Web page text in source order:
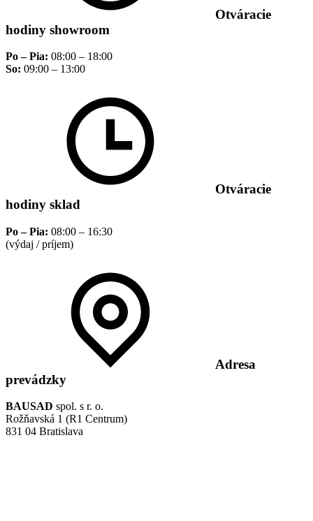
Otváracie
hodiny showroom
Po – Pia: 08:00 – 18:00
So: 09:00 – 13:00
Otváracie
hodiny sklad
Po – Pia: 08:00 – 16:30
(výdaj / príjem)
Adresa
prevádzky
BAUSAD spol. s r. o.
Rožňavská 1 (R1 Centrum)
831 04 Bratislava